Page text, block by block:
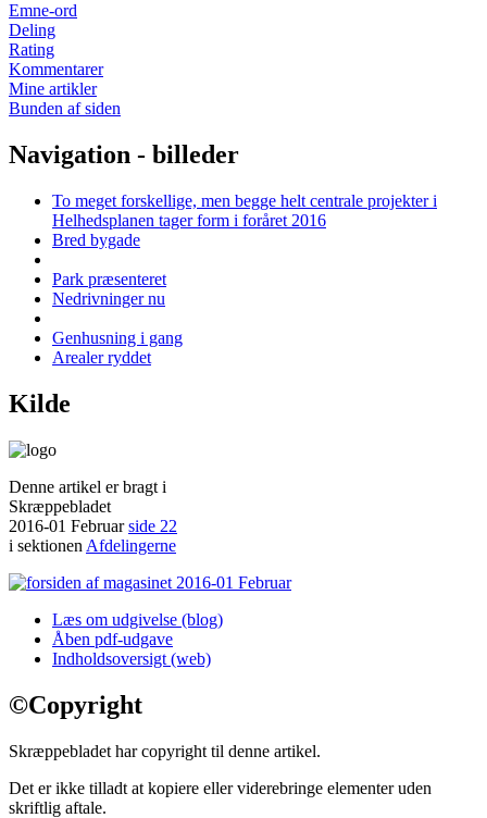
Emne-ord
Deling
Rating
Kommentarer
Mine artikler
Bunden af siden
Navigation - billeder
To meget forskellige, men begge helt centrale projekter i
Helhedsplanen tager form i foråret 2016
Bred bygade
Park præsenteret
Nedrivninger nu
Genhusning i gang
Arealer ryddet
Kilde
Denne artikel er bragt i
Skræppebladet
2016-01 Februarside 22
i sektionen Afdelingerne
Læs om udgivelse (blog)
Åben pdf-udgave
Indholdsoversigt (web)
©Copyright
Skræppebladet har copyright til denne artikel.
Det er ikke tilladt at kopiere eller viderebringe elementer uden
skriftlig aftale.